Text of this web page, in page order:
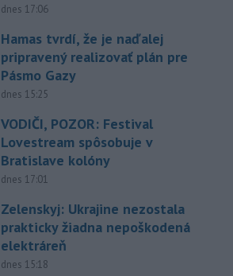
dnes 17:06
Hamas tvrdí, že je naďalej
pripravený realizovať plán pre
Pásmo Gazy
dnes 15:25
VODIČI, POZOR: Festival
Lovestream spôsobuje v
Bratislave kolóny
dnes 17:01
Zelenskyj: Ukrajine nezostala
prakticky žiadna nepoškodená
elektráreň
dnes 15:18